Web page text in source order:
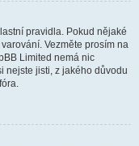
pravidla. Pokud nějaké
Vezměte prosím na
Limited nemá nic
nejste jisti, z jakého důvodu